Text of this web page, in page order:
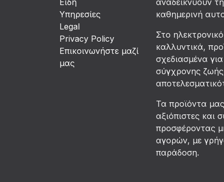
Υπηρεσίες
Legal
Privacy Policy
Επικοινωνήστε μαζί
μας
καθημερινή
Στο
καλλυντικά,
σχεδιασμένα
σύγχρονης
Τα προϊόντα
αξιόπιστες και
προσφέροντας
αγορών, με
παράδοση.